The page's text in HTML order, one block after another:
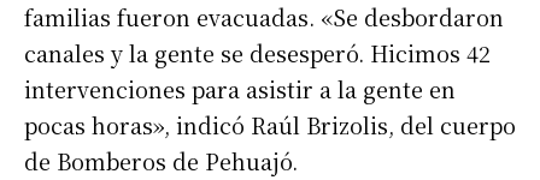
familias fueron evacuadas. «Se desbordaron
canales y la gente se desesperó. Hicimos 42
intervenciones para asistir a la gente en
pocas horas», indicó Raúl Brizolis, del cuerpo
de Bomberos de Pehuajó.